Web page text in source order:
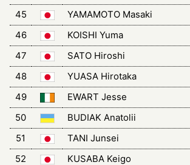
45
YAMAMOTO Masaki
46
KOISHI Yuma
47
SATO Hiroshi
48
YUASA Hirotaka
49
EWART Jesse
50
BUDIAK Anatolii
51
TANI Junsei
52
KUSABA Keigo